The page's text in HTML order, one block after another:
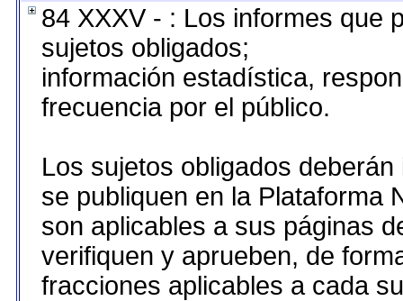
84 XXXV - : Los informes que
sujetos obligados;
información estadística,
frecuencia por el público.
Los sujetos obligados
se publiquen en la Plataforma
son aplicables a sus páginas
verifiquen y aprueben, de
fracciones aplicables a cada